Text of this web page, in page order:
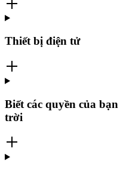
Thiết bị điện tử
Biết các quyền của
trời